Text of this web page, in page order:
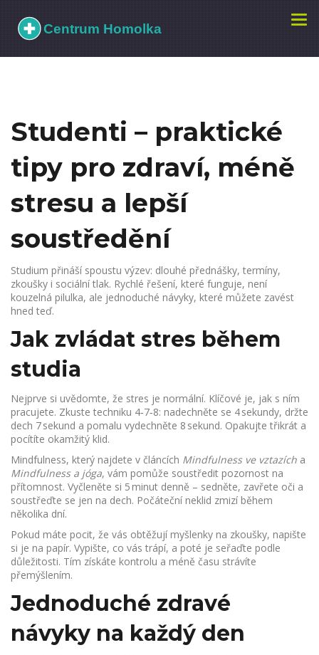
Studenti – praktické
tipy pro zdraví, méně
stresu a lepší
soustředění
Studium přináší spoustu výzev: dlouhé přednášky, termíny,
zkoušky i sociální tlak. Rychlé řešení, které funguje, není
kouzelná pilulka, ale jednoduché návyky, které můžete zavést
hned teď.
Jak zvládat stres během
studia
Nejprve si uvědomte, že stres je normální. Klíčové je, jak s ním
pracujete. Zkuste techniku 4‑7‑8: nadechněte se 4 sekundy, držte
dech 7 sekund a pomalu vydechněte 8 sekund. Opakujte třikrát a
pocítíte okamžitý klid.
Mindfulness, který najdete v článcích Mindfulness ve vztazích a
Mindfulness a jóga, vám pomůže soustředit pozornost na
přítomnost. Vyčleněte si 5 minut denně – sedněte, zavřete oči a
soustřeďte se jen na dech. Počáteční neklid zmizí během
několika dní.
Pokud máte pocit, že vás obtěžují myšlenky na zkoušky, napište
si je na papír. Vypište, co vás trápí, a poté je seřaďte podle
důležitosti. Tím získáte kontrolu a méně času strávíte
přemýšlením.
Jednoduché zdravé
návyky na každý den